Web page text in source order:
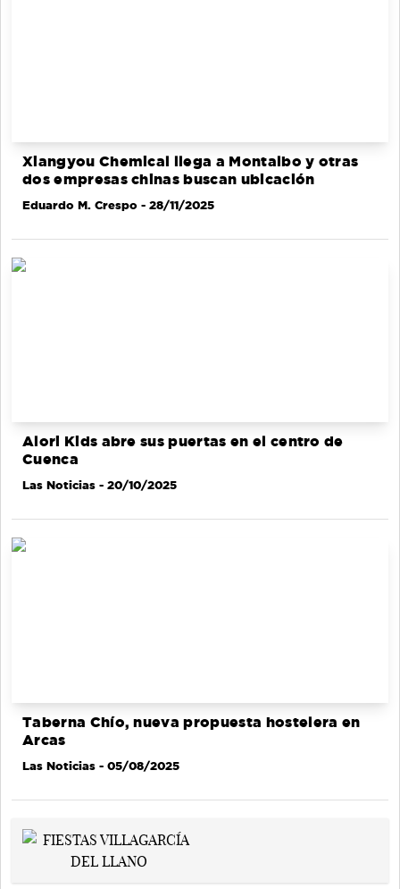
Xiangyou Chemical llega a Montalbo y otras
dos empresas chinas buscan ubicación
Eduardo M. Crespo - 28/11/2025
Alori Kids abre sus puertas en el centro de
Cuenca
Las Noticias - 20/10/2025
Taberna Chío, nueva propuesta hostelera en
Arcas
Las Noticias - 05/08/2025